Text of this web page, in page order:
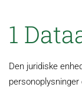
1
Den juridiske
personoplysninger